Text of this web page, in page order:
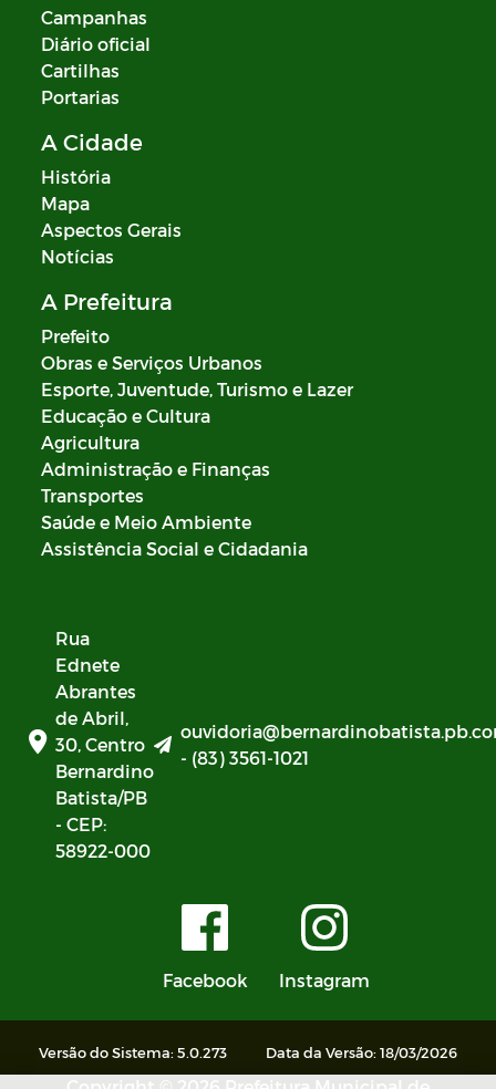
Campanhas
Diário oficial
Cartilhas
Portarias
A Cidade
História
Mapa
Aspectos Gerais
Notícias
A Prefeitura
Prefeito
Obras e Serviços Urbanos
Esporte, Juventude, Turismo e Lazer
Educação e Cultura
Agricultura
Administração e Finanças
Transportes
Saúde e Meio Ambiente
Assistência Social e Cidadania
Rua
Ednete
Abrantes
de Abril,
30, Centro
Bernardino
Batista/PB
- CEP:
58922-000
- (83) 3561-1021
Facebook Instagram
Versão do Sistema: 5.0.273 Data da Versão: 18/03/2026